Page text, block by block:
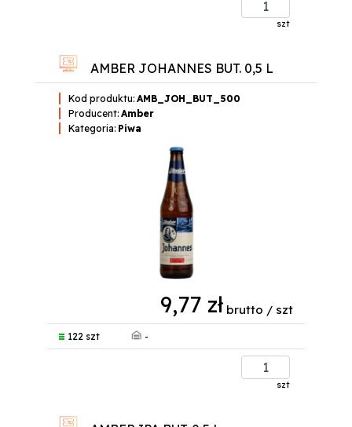
szt
AMBER JOHANNES BUT. 0,5 L
Kod produktu: AMB_JOH_BUT_500
Producent: Amber
Kategoria: Piwa
9,77 zł brutto / szt
122 szt -
szt